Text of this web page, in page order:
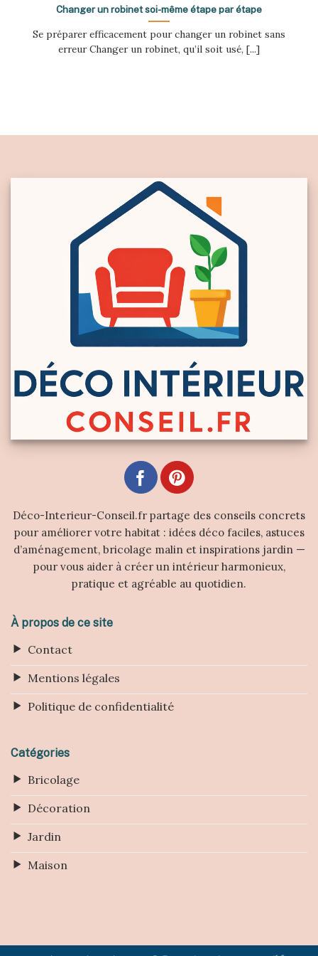
Changer un robinet soi-même étape par étape
Se préparer efficacement pour changer un robinet sans
erreur Changer un robinet, qu’il soit usé, [...]
Déco-Interieur-Conseil.fr partage des conseils concrets
pour améliorer votre habitat : idées déco faciles, astuces
d’aménagement, bricolage malin et inspirations jardin —
pour vous aider à créer un intérieur harmonieux,
pratique et agréable au quotidien.
À propos de ce site
Contact
Mentions légales
Politique de confidentialité
Catégories
Bricolage
Décoration
Jardin
Maison